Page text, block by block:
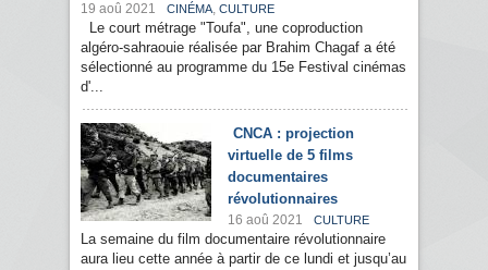
19 aoû 2021 CINÉMA, CULTURE
Le court métrage "Toufa", une coproduction
algéro-sahraouie réalisée par Brahim Chagaf a été
sélectionné au programme du 15e Festival cinémas
d'...
CNCA : projection
virtuelle de 5 films
documentaires
révolutionnaires
16 aoû 2021 CULTURE
La semaine du film documentaire révolutionnaire
aura lieu cette année à partir de ce lundi et jusqu’au